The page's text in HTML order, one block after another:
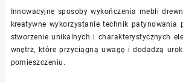
Innowacyjne sposoby wykończenia mebli
kreatywne wykorzystanie technik patynowania
stworzenie unikalnych i charakterystycznych
wnętrz, które przyciągną uwagę i dodadzą
pomieszczeniu.